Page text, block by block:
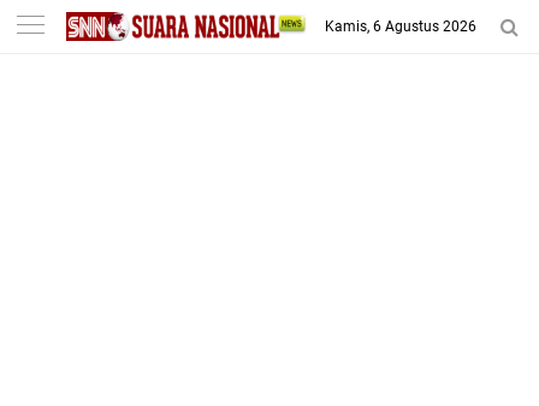
-->
Kamis, 6 Agustus 2026